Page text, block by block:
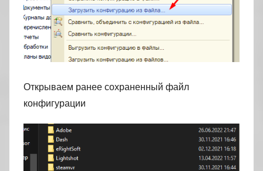
Открываем ранее сохраненный файл
конфигурации